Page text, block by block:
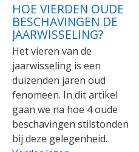
HOE VIERDEN OUDE
BESCHAVINGEN DE
JAARWISSELING?
Het vieren van de
jaarwisseling is een
duizenden jaren oud
fenomeen. In dit artikel
gaan we na hoe 4 oude
beschavingen stilstonden
bij deze gelegenheid.